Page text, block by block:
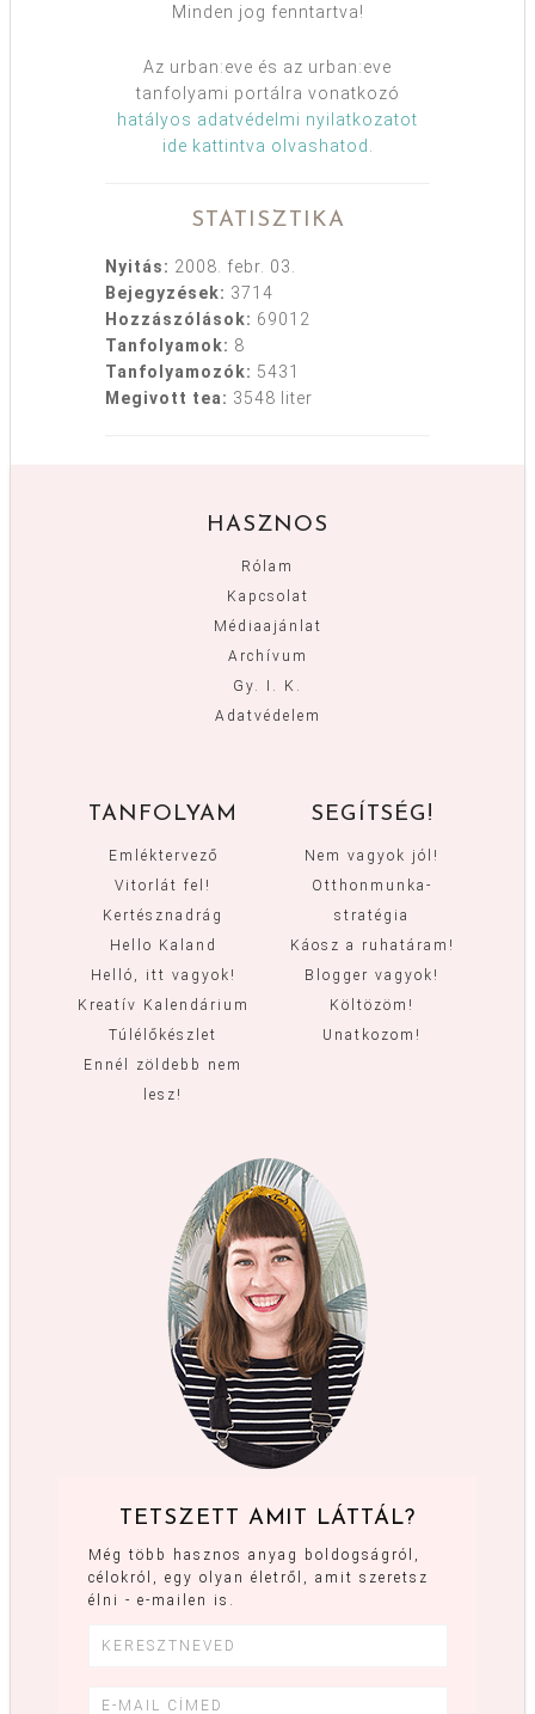
Minden jog fenntartva!
Az urban:eve és az urban:eve
tanfolyami portálra vonatkozó
hatályos adatvédelmi nyilatkozatot
ide kattintva olvashatod
STATISZTIKA
Nyitás: 2008. febr. 03.
Bejegyzések: 3714
Hozzászólások: 69012
Tanfolyamok: 8
Tanfolyamozók: 5431
Megivott tea: 3548 liter
HASZNOS
Rólam
Kapcsolat
Médiaajánlat
Archívum
Gy. I. K.
Adatvédelem
TANFOLYAM
Emléktervező
Vitorlát fel!
Kertésznadrág
Hello Kaland
Helló, itt vagyok!
Kreatív Kalendárium
Túlélőkészlet
Ennél zöldebb nem
lesz!
SEGÍTSÉG!
Nem vagyok jól!
Otthonmunka-
stratégia
Káosz a ruhatáram!
Blogger vagyok!
Költözöm!
Unatkozom!
TETSZETT AMIT LÁTTÁL?
Még több hasznos anyag boldogságról,
célokról, egy olyan életről, amit szeretsz
élni - e-mailen is.